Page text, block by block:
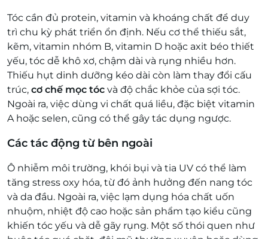
Tóc cần đủ protein, vitamin và khoáng chất để duy
trì chu kỳ phát triển ổn định. Nếu cơ thể thiếu sắt,
kẽm, vitamin nhóm B, vitamin D hoặc axit béo thiết
yếu, tóc dễ khô xơ, chậm dài và rụng nhiều hơn.
Thiếu hụt dinh dưỡng kéo dài còn làm thay đổi cấu
trúc, cơ chế mọc tóc và độ chắc khỏe của sợi tóc.
Ngoài ra, việc dùng vi chất quá liều, đặc biệt vitamin
A hoặc selen, cũng có thể gây tác dụng ngược.
Các tác động từ bên ngoài
Ô nhiễm môi trường, khói bụi và tia UV có thể làm
tăng stress oxy hóa, từ đó ảnh hưởng đến nang tóc
và da đầu. Ngoài ra, việc lạm dụng hóa chất uốn
nhuộm, nhiệt độ cao hoặc sản phẩm tạo kiểu cũng
khiến tóc yếu và dễ gãy rụng. Một số thói quen như